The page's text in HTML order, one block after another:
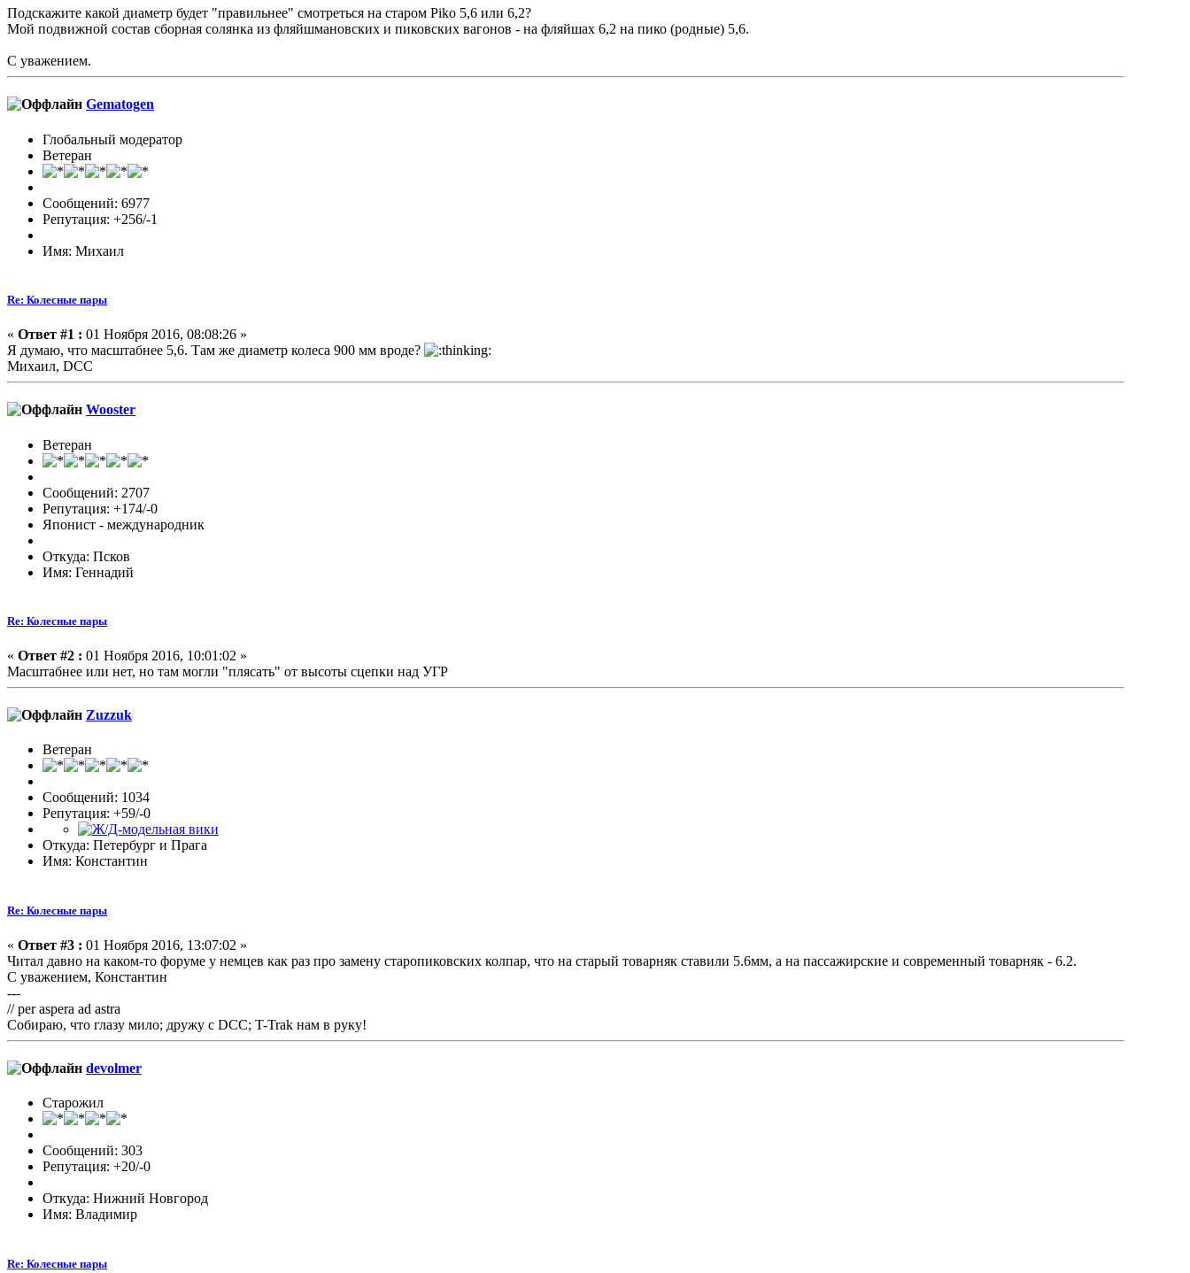
Подскажите какой диаметр будет "правильнее" смотреться на старом Piko 5,6 или 6,2?
Мой подвижной состав сборная солянка из фляйшмановских и пиковских вагонов - на фляйшах 6,2 на пико (родные) 5,6.
С уважением.
Gematogen
Глобальный модератор
Ветеран
Сообщений: 6977
Репутация: +256/-1
Имя: Михаил
Re: Колесные пары
« Ответ #1 : 01 Ноября 2016, 08:08:26 »
Я думаю, что масштабнее 5,6. Там же диаметр колеса 900 мм вроде?
Михаил, DCC
Wooster
Ветеран
Сообщений: 2707
Репутация: +174/-0
Японист - международник
Откуда: Псков
Имя: Геннадий
Re: Колесные пары
« Ответ #2 : 01 Ноября 2016, 10:01:02 »
Масштабнее или нет, но там могли "плясать" от высоты сцепки над УГР
Zuzzuk
Ветеран
Сообщений: 1034
Репутация: +59/-0
Откуда: Петербург и Прага
Имя: Константин
Re: Колесные пары
« Ответ #3 : 01 Ноября 2016, 13:07:02 »
Читал давно на каком-то форуме у немцев как раз про замену старопиковских колпар, что на старый товарняк ставили 5.6мм, а на пассажирские и современный товарняк - 6.2.
С уважением, Константин
---
// per aspera ad astra
Собираю, что глазу мило; дружу с DCC; T-Trak нам в руку!
devolmer
Старожил
Сообщений: 303
Репутация: +20/-0
Откуда: Нижний Новгород
Имя: Владимир
Re: Колесные пары